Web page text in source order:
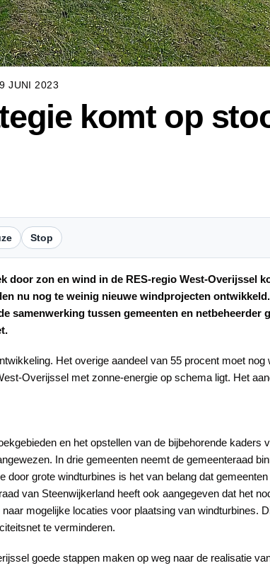
JUNI 2023
komt op
Stop
zon en wind in de RES-regio West-Overijssel
nu nog te weinig nieuwe windprojecten
samenwerking tussen gemeenten en netbeheerder
Het overige aandeel van 55 procent moet
Overijssel met zonne-energie op schema ligt. Het
en het opstellen van de bijbehorende kaders
In drie gemeenten neemt de gemeenteraad
grote windturbines is het van belang dat gemeenten
van Steenwijkerland heeft ook aangegeven dat het
mogelijke locaties voor plaatsing van windturbines.
te verminderen.
goede stappen maken op weg naar de realisatie